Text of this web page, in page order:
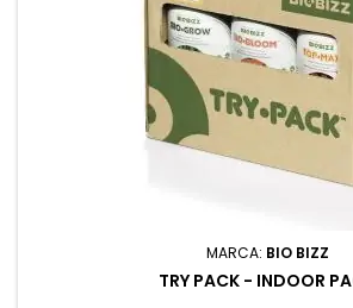
MARCA: BIO BIZZ
TRY PACK - INDOOR